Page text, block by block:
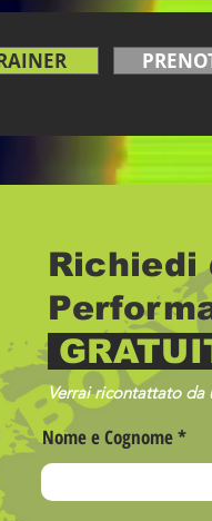
Richiedi
Verrai ricontattato da
Nome e Cognome